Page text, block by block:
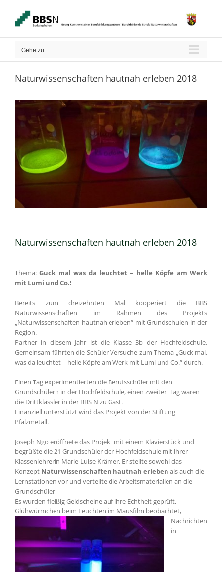
springen
Gehe zu ...
Naturwissenschaften hautnah erleben 2018
Zeige
grösseres
Bild
Naturwissenschaften hautnah erleben 2018
Thema:Guck mal was da leuchtet – helle Köpfe am Werk
mit Lumi und Co.!
Bereits zum dreizehnten Mal kooperiert die BBS
Naturwissenschaften im Rahmen des Projekts
„Naturwissenschaften hautnah erleben“ mit Grundschulen in der
Region.
Partner in diesem Jahr ist die Klasse 3b der Hochfeldschule.
Gemeinsam führten die Schüler Versuche zum Thema „Guck mal,
was da leuchtet – helle Köpfe am Werk mit Lumi und Co.“ durch.
Einen Tag experimentierten die Berufsschüler mit den
Grundschülern in der Hochfeldschule, einen zweiten Tag waren
die Drittklässler in der BBS N zu Gast.
Finanziell unterstützt wird das Projekt von der Stiftung
Pfalzmetall.
Joseph Ngo eröffnete das Projekt mit einem Klavierstück und
begrüßte die 21 Grundschüler der Hochfeldschule mit ihrer
Klassenlehrerin Marie-Luise Krämer. Er stellte sowohl das
Konzept Naturwissenschaften hautnah erleben als auch die
Lernstationen vor und verteilte die Arbeitsmaterialien an die
Grundschüler.
Es wurden fleißig Geldscheine auf ihre Echtheit geprüft,
Glühwürmchen beim Leuchten im Mausfilm beobachtet,
Nachrichten
in